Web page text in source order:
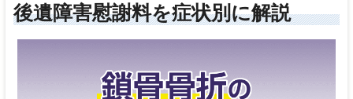
後遺障害慰謝料を症状別に解説